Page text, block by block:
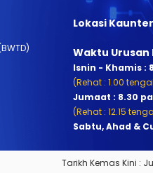
Lokasi
Waktu Urusan
Isnin - Khamis :
(Rehat : 1.00
Jumaat : 8.30
(Rehat : 12.15
Sabtu, Ahad &
Tarikh Kemas Kini :